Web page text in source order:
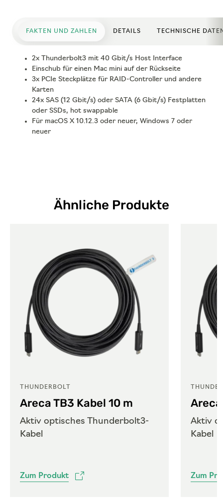
FAKTEN UND ZAHLEN DETAILS TECHNISCHE
2x Thunderbolt3 mit 40 Gbit/s Host Interface
Einschub für einen Mac mini auf der Rückseite
3x PCIe Steckplätze für RAID-Controller und andere
Karten
24x SAS (12 Gbit/s) oder SATA (6 Gbit/s) Festplatten
oder SSDs, hot swappable
Für macOS X 10.12.3 oder neuer, Windows 7 oder
neuer
Ähnliche Produkte
THUNDERBOLT
Areca TB3 Kabel 10 m
Aktiv optisches Thunderbolt3-
Kabel
Zum Produkt
Areca
Aktiv
Kabel
Zum